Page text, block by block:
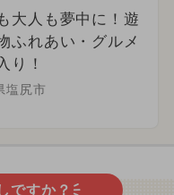
大人も夢中に！遊
ふれあい・グルメ
り！
塩尻市
ですか？